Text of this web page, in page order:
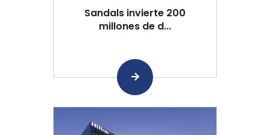
Sandals invierte 200
millones de d...